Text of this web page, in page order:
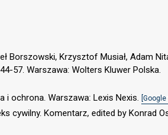
Borszowski, Krzysztof Musiał, Adam
57. Warszawa: Wolters Kluwer Polska.
i ochrona. Warszawa: Lexis Nexis.
cywilny. Komentarz, edited by Konrad